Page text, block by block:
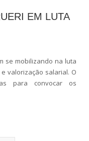
EM LUTA
se mobilizando na luta
valorização salarial. O
para convocar os